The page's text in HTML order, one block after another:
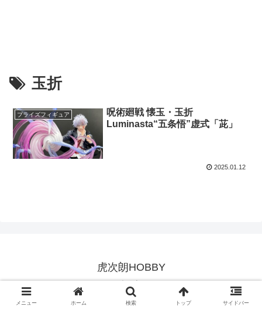
玉折
プライズフィギュア
呪術廻戦 懐玉・玉折
Luminasta“五条悟”虚式「茈」
2025.01.12
虎次朗HOBBY
メニュー ホーム 検索 トップ サイドバー